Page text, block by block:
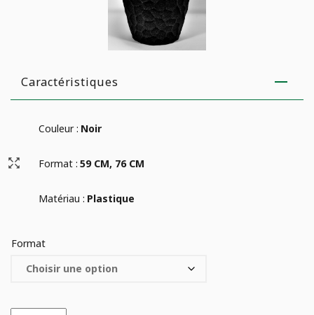
Caractéristiques
Couleur : Noir
Format : 59 CM, 76 CM
Matériau : Plastique
Format